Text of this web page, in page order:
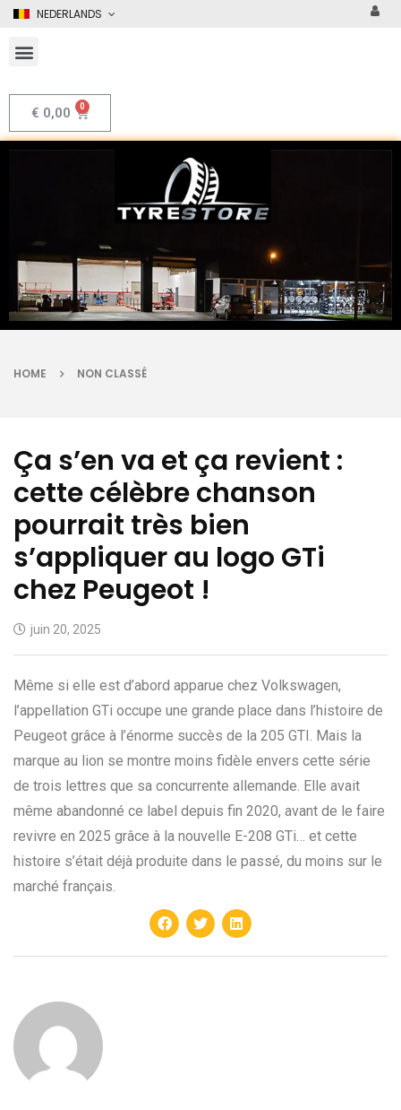
NEDERLANDS
€ 0,00
HOME NON CLASSÉ
Ça s’en va et ça revient :
cette célèbre chanson
pourrait très bien
s’appliquer au logo GTi
chez Peugeot !
juin 20, 2025
Même si elle est d’abord apparue chez Volkswagen,
l’appellation GTi occupe une grande place dans l’histoire de
Peugeot grâce à l’énorme succès de la 205 GTI. Mais la
marque au lion se montre moins fidèle envers cette série
de trois lettres que sa concurrente allemande. Elle avait
même abandonné ce label depuis fin 2020, avant de le faire
revivre en 2025 grâce à la nouvelle E-208 GTi… et cette
histoire s’était déjà produite dans le passé, du moins sur le
marché français.